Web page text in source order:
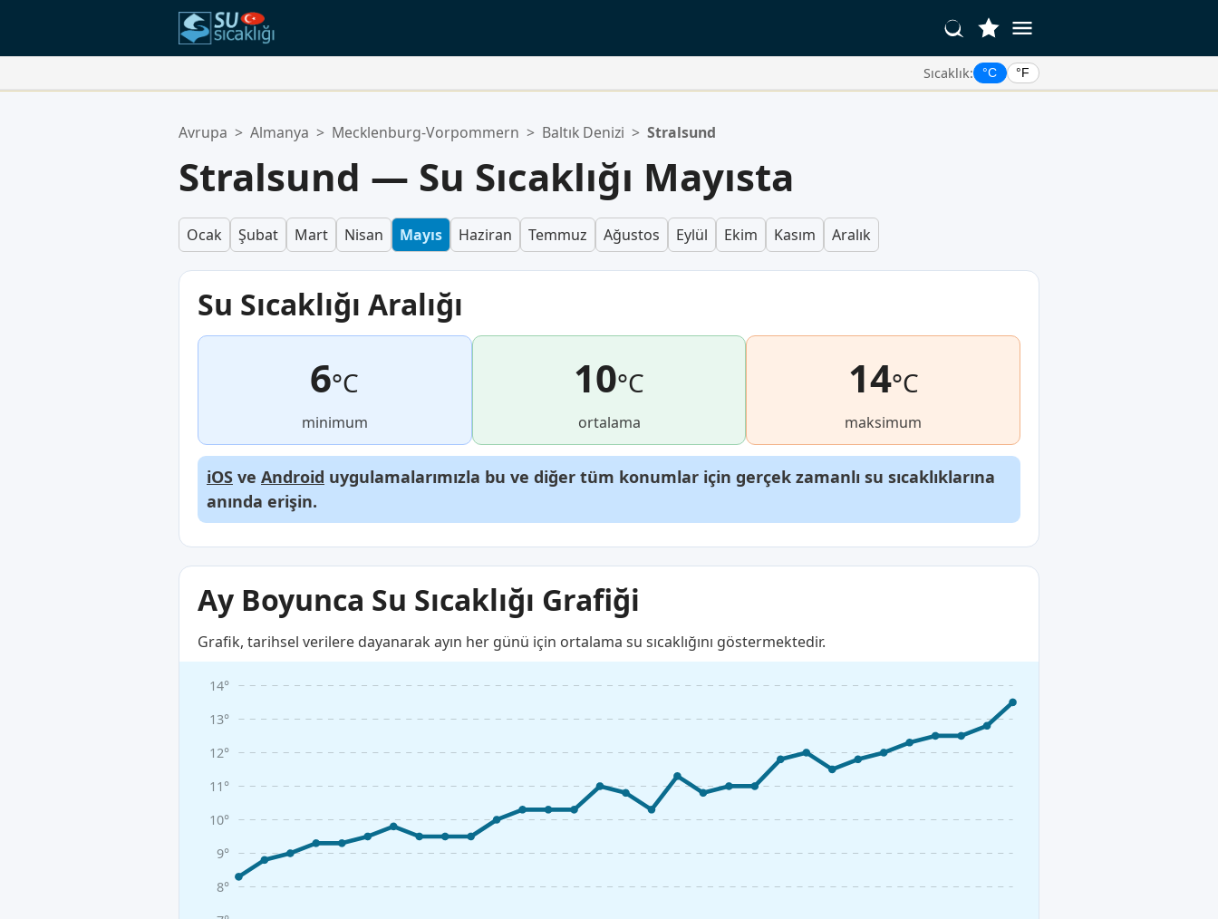
Sıcaklık: °C °F
Favoriler listeniz boş.
Avrupa > Almanya > Mecklenburg-Vorpommern > Baltık Denizi > Stralsund
Stralsund — Su Sıcaklığı Mayısta
Ocak Şubat Mart Nisan Mayıs Haziran Temmuz Ağustos Eylül Ekim Kasım Aralık
Su Sıcaklığı Aralığı
6°C
minimum
10°C
ortalama
14°C
maksimum
iOS ve Android uygulamalarımızla bu ve diğer tüm konumlar için gerçek zamanlı su sıcaklıklarına
anında erişin.
Ay Boyunca Su Sıcaklığı Grafiği
Grafik, tarihsel verilere dayanarak ayın her günü için ortalama su sıcaklığını göstermektedir.
8°
9°
10°
11°
12°
13°
14°